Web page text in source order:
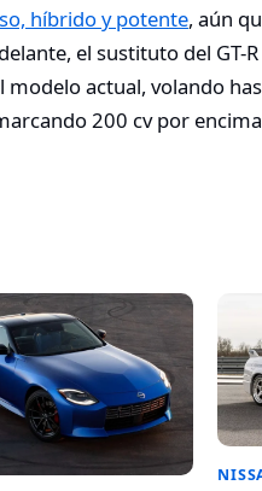
híbrido y potente, aún
el sustituto del GT-
actual, volando
200 cv por